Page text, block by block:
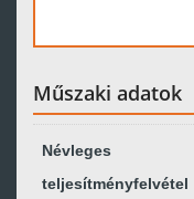
Műszaki adatok
Névleges
teljesítményfelvétel